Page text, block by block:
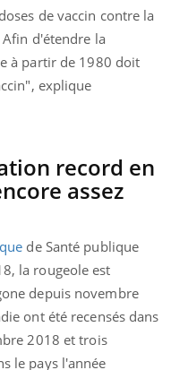
de vaccin contre la
d'étendre la
à partir de 1980 doit
explique
record en
assez
de Santé publique
la rougeole est
depuis novembre
ont été recensés dans
2018 et trois
le pays l'année